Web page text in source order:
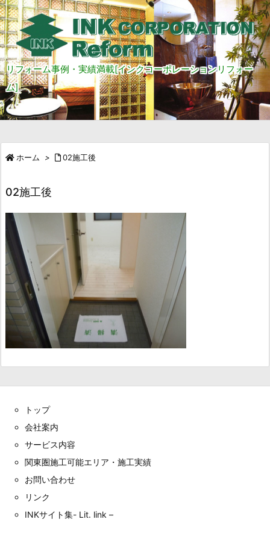
リフォーム事例・実績満載[インクコーポレーションリフォー
ム]
ホーム > 02施工後
02施工後
トップ
会社案内
サービス内容
関東圏施工可能エリア・施工実績
お問い合わせ
リンク
INKサイト集- Lit. link –